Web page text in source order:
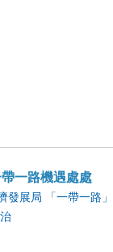
一路機遇處處
發展局 「一帶一路